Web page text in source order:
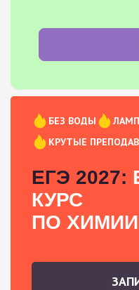
БЕЗ ВОДЫ
КРУТЫЕ
ЕГЭ 2027:
КУРС
ПО ХИМИИ